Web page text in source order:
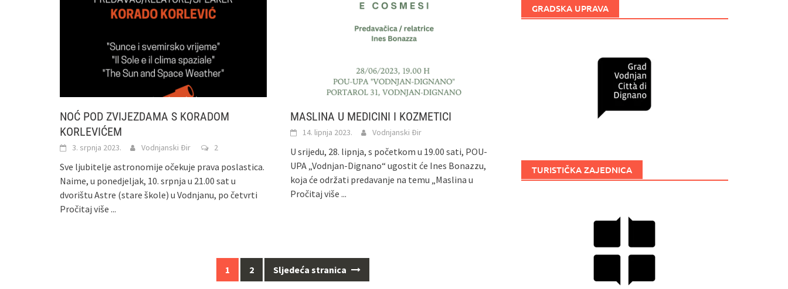
NOĆ POD ZVIJEZDAMA S KORADOM
KORLEVIĆEM
3. srpnja 2023. Vodnjanski Đir 2
Sve ljubitelje astronomije očekuje prava poslastica.
Naime, u ponedjeljak, 10. srpnja u 21.00 sat u
dvorištu Astre (stare škole) u Vodnjanu, po četvrti
Pročitaj više ...
MASLINA U MEDICINI I KOZMETICI
14. lipnja 2023. Vodnjanski Đir
U srijedu, 28. lipnja, s početkom u 19.00 sati, POU-
UPA „Vodnjan-Dignano“ ugostit će Ines Bonazzu,
koja će održati predavanje na temu „Maslina u
Pročitaj više ...
1 2 Sljedeća stranica
GRADSKA UPRAVA
TURISTIČKA ZAJEDNICA